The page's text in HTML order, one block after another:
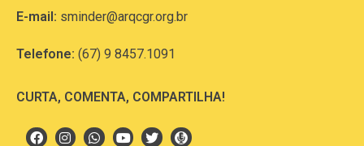
E-mail: sminder@arqcgr.org.br
Telefone: (67) 9 8457.1091
CURTA, COMENTA, COMPARTILHA!